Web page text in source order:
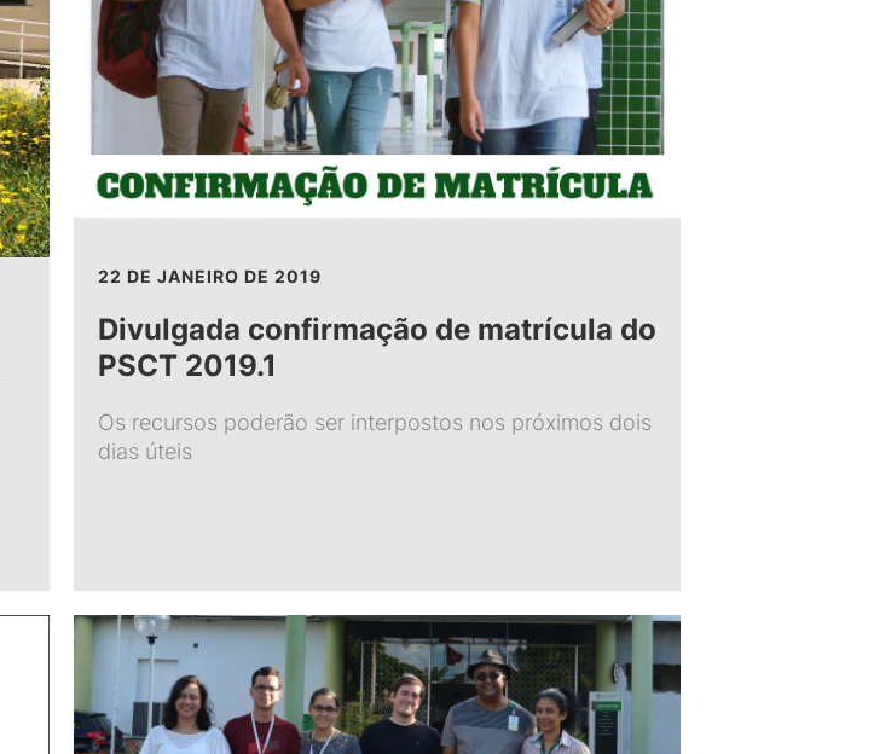
22 DE JANEIRO DE 2019
Divulgada confirmação de matrícula do
PSCT 2019.1
Os recursos poderão ser interpostos nos próximos dois
dias úteis